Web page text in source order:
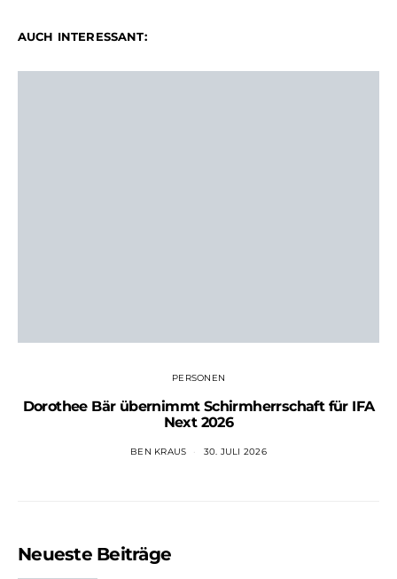
AUCH INTERESSANT:
PERSONEN
Dorothee Bär übernimmt Schirmherrschaft für IFA
Next 2026
BEN KRAUS 30. JULI 2026
Neueste Beiträge